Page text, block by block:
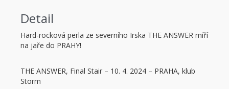
Detail
Hard-rocková perla ze severního Irska THE ANSWER míří
na jaře do PRAHY!
THE ANSWER, Final Stair – 10. 4. 2024 – PRAHA, klub
Storm